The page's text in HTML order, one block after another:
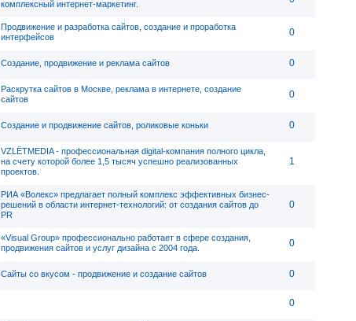
комплексный интернет-маркетинг.
Продвижение и разработка сайтов, создание и проработка
интерфейсов
0
Создание, продвижение и реклама сайтов 0
Раскрутка сайтов в Москве, реклама в интернете, создание
сайтов
0
Создание и продвижение сайтов, роликовые коньки 0
VZLЁTMEDIA - профессиональная digital-компания полного цикла,
на счету которой более 1,5 тысяч успешно реализованных
проектов.
1
РИА «Волекс» предлагает полный комплекс эффективных бизнес-
решений в области интернет-технологий: от создания сайтов до
PR
0
«Visual Group» профессионально работает в сфере создания,
продвижения сайтов и услуг дизайна с 2004 года.
0
Сайты со вкусом - продвижение и создание сайтов 0
0